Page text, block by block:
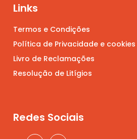
Links
Termos e Condições
Política de Privacidade e cookies
Livro de Reclamações
Resolução de Litígios
Redes Sociais